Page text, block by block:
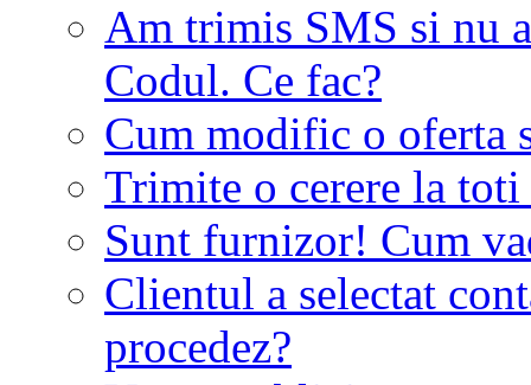
Am trimis SMS si nu
Codul. Ce fac?
Cum modific o oferta
Trimite o cerere la
Sunt furnizor! Cum
Clientul a selectat
procedez?